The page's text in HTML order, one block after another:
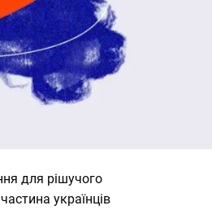
для рішучого
українців